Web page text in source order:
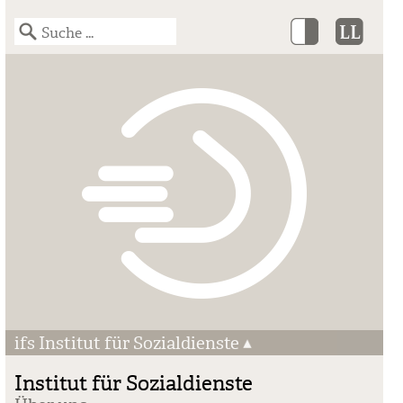
ifs Institut für Sozialdienste
Institut für Sozialdienste